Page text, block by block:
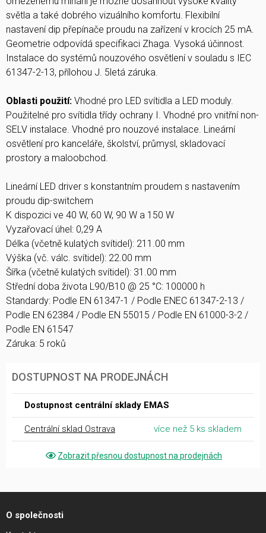
světla a také dobrého vizuálního komfortu. Flexibilní
nastavení dip přepínače proudu na zařízení v krocích 25 mA.
Geometrie odpovídá specifikaci Zhaga. Vysoká účinnost.
Instalace do systémů nouzového osvětlení v souladu s IEC
61347-2-13, přílohou J. 5letá záruka.
Oblasti použití: Vhodné pro LED svítidla a LED moduly.
Použitelné pro svítidla třídy ochrany I. Vhodné pro vnitřní non-
SELV instalace. Vhodné pro nouzové instalace. Lineární
osvětlení pro kanceláře, školství, průmysl, skladovací
prostory a maloobchod.
Lineární LED driver s konstantním proudem s nastavením
proudu dip-switchem
K dispozici ve 40 W, 60 W, 90 W a 150 W
Vyzařovací úhel: 0,29 A
Délka (včetně kulatých svítidel): 211.00 mm
Výška (vč. válc. svítidel): 22.00 mm
Šířka (včetně kulatých svítidel): 31.00 mm
Střední doba života L90/B10 @ 25 °C: 100000 h
Standardy: Podle EN 61347-1 / Podle ENEC 61347-2-13 /
Podle EN 62384 / Podle EN 55015 / Podle EN 61000-3-2 /
Podle EN 61547
Záruka: 5 roků
DOSTUPNOST NA PRODEJNÁCH
Dostupnost centrální sklady EMAS
Centrální sklad Ostrava více než 5 ks skladem
Zobrazit přesnou dostupnost na prodejnách
O společnosti